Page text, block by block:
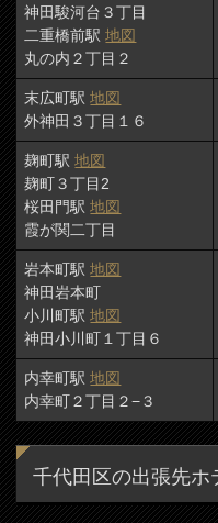
神田駿河台３丁目
二重橋前駅地図
丸の内２丁目２
末広町駅地図
外神田３丁目１６
麹町駅地図
麹町３丁目2
桜田門駅地図
霞が関二丁目
岩本町駅地図
神田岩本町
小川町駅地図
神田小川町１丁目６
内幸町駅地図
内幸町２丁目２−３
千代田区の出張先ホ